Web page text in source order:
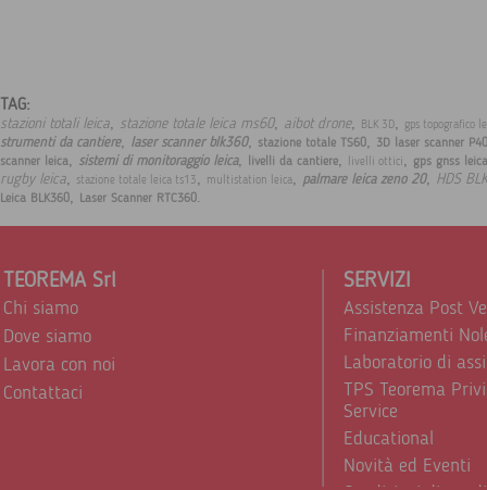
TAG:
stazioni totali leica, stazione totale leica ms60, aibot drone, BLK 3D, gps topografico
strumenti da cantiere, laser scanner blk360, stazione totale TS60, 3D laser scanner P40
scanner leica, sistemi di monitoraggio leica, livelli da cantiere, livelli ottici, gps gnss
rugby leica, stazione totale leica ts13, multistation leica, palmare leica zeno 20, HDS
Leica BLK360, Laser Scanner RTC360.
TEOREMA Srl
Chi siamo
Dove siamo
Lavora con noi
Contattaci
SERVIZI
Assistenza Post
Finanziamenti
Laboratorio di
TPS Teorema
Service
Educational
Novità ed Eventi